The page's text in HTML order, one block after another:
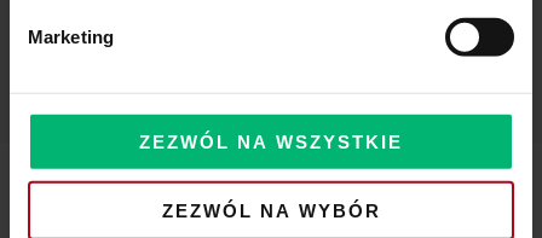
Marketing
ZEZWÓL NA WSZYSTKIE
ZEZWÓL NA WYBÓR